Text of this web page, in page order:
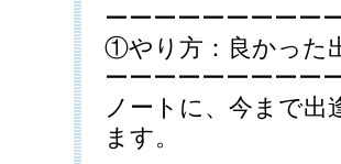
ーーーーーーーーー
①やり方：良かった
ーーーーーーーーー
ノートに、今まで
ます。